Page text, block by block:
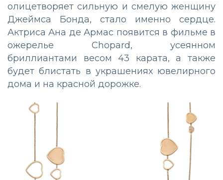
олицетворяет сильную и смелую женщину
Джеймса Бонда, стало именно сердце.
Актриса Ана де Армас появится в фильме в
ожерелье Chopard, усеянном
бриллиантами весом 43 карата, а также
будет блистать в украшениях ювелирного
дома и на красной дорожке.